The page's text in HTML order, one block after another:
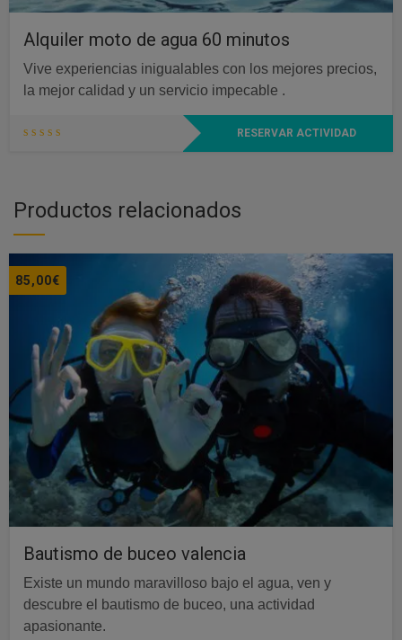
Alquiler moto de agua 60 minutos
Vive experiencias inigualables con los mejores precios,
la mejor calidad y un servicio impecable .
RESERVAR ACTIVIDAD
Productos relacionados
85,00€
Bautismo de buceo valencia
Existe un mundo maravilloso bajo el agua, ven y
descubre el bautismo de buceo, una actividad
apasionante.